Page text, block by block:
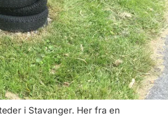
i Stavanger. Her fra en